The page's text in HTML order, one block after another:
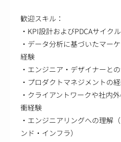
歓迎スキル：
・KPI設計およびPDCAサイク
・データ分析に基づいたマー
経験
・エンジニア・デザイナーと
・プロダクトマネジメントの
・クライアントワークや社内
衝経験
・エンジニアリングへの理解
ンド・インフラ）